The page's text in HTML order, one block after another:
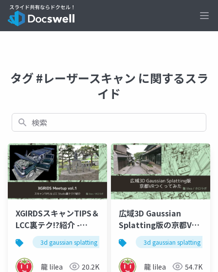
タグ #レーザースキャン に関するスラ
イド
検索
XGIRDSスキャンTIPS＆
LCC裏テク!?紹介 -
XGRIDS meetup vol.1
3d gaussian splatting 3dgs xgrids
龍 lilea 20.2K
広域3D Gaussian
Splatting版の京都VR
をつくってみた - 建築
情報学会 meetup
vol.009
3d gaussian splatting
龍 lilea 54.7K